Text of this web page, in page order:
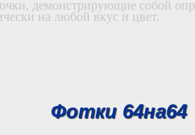
демонстрирующие собой
на любой вкус и цвет.
Фотки 64на64